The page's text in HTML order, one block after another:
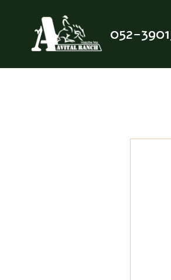
052-
052-